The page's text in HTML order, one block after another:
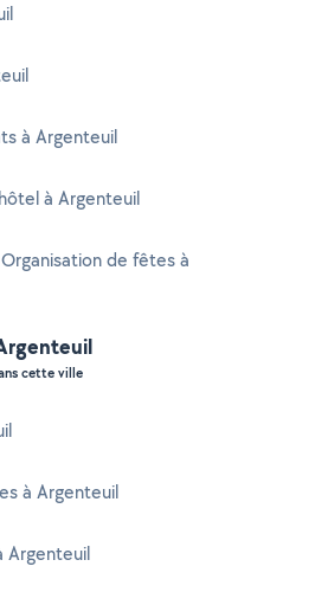
à Argenteuil
à Argenteuil
de fêtes à
cette ville
à Argenteuil
Argenteuil